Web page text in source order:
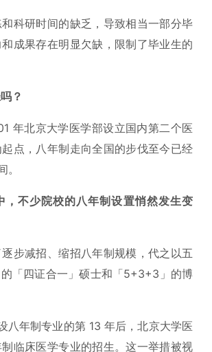
科研时间的缺乏，导致相当一部分毕
成果存在明显欠缺，限制了毕业生的
？
年北京大学医学部设立国内第二个医
点，八年制走向全国的步伐至今已经
，不少院校的八年制设置悄然发生变
步减招、缩招八年制规模，代之以五
「四证合一」硕士和「5+3+3」的博
八年制专业的第 13 年后，北京大学医
临床医学专业的招生。这一举措被视